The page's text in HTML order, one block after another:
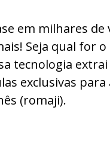
em milhares de
Seja qual for o
tecnologia
exclusivas para
(romaji).